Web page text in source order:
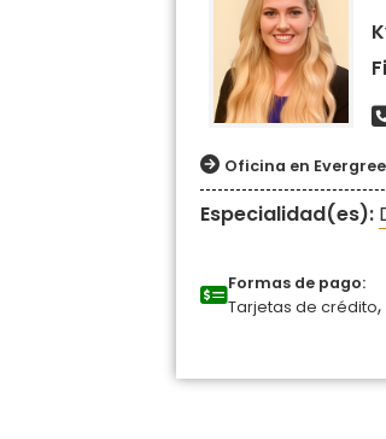
Oficina en
Especialidad(es):
Formas de pago:
Tarjetas de crédito,